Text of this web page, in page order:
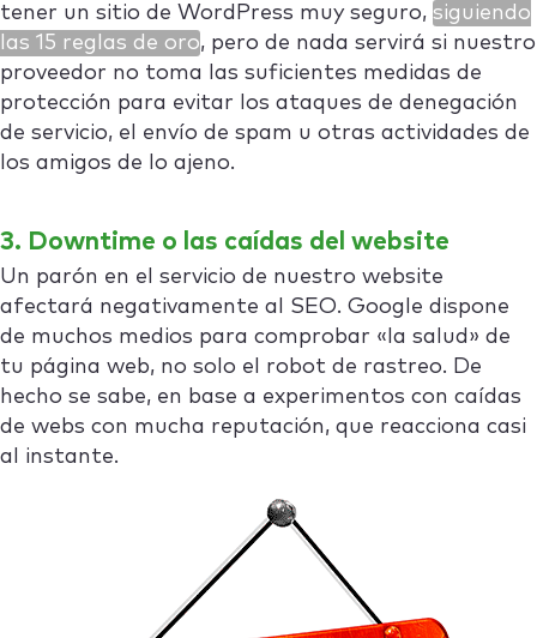
tener un sitio de WordPress muy seguro, siguiendo
las 15 reglas de oro, pero de nada servirá si nuestro
proveedor no toma las suficientes medidas de
protección para evitar los ataques de denegación
de servicio, el envío de spam u otras actividades de
los amigos de lo ajeno.
3. Downtime o las caídas del website
Un parón en el servicio de nuestro website
afectará negativamente al SEO. Google dispone
de muchos medios para comprobar «la salud» de
tu página web, no solo el robot de rastreo. De
hecho se sabe, en base a experimentos con caídas
de webs con mucha reputación, que reacciona casi
al instante.